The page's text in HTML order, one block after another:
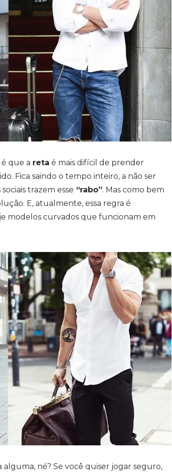
que a reta é mais difícil de prender
Fica saindo o tempo inteiro, a não ser
trazem esse “rabo”. Mas como bem
E, atualmente, essa regra é
modelos curvados que funcionam em
né? Se você quiser jogar seguro,